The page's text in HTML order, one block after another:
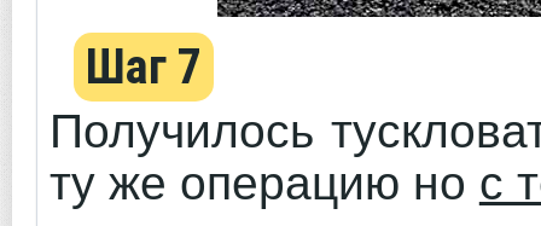
Шаг 7
Получилось
ту же операцию но с